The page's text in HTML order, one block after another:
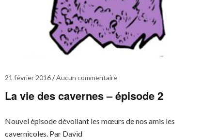
21 février 2016 Aucun commentaire
La vie des cavernes – épisode 2
Nouvel épisode dévoilant les mœurs de nos amis les
cavernicoles. Par David